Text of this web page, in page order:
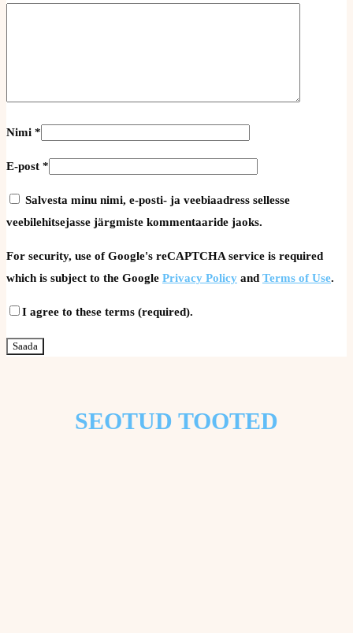
Nimi *
E-post *
Salvesta minu nimi, e-posti- ja veebiaadress sellesse
veebilehitsejasse järgmiste kommentaaride jaoks.
For security, use of Google's reCAPTCHA service is required
which is subject to the Google Privacy Policy and Terms of Use.
I agree to these terms (required).
SEOTUD TOOTED